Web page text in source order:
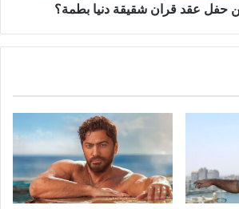
حفل عقد قران شقيقة دنيا بطمة؟